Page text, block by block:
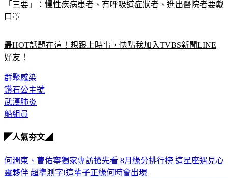
「三要」：慢性疾病患者、有呼吸道症狀者、進出醫院者要戴
口罩
最HOT話題在這！想跟上時事，快點我加入TVBS新聞LINE
好友！
群聚感染
鑽石公主號
武漢肺炎
船組員
◤人氣夯文◢
何潤東、曹佑寧獨家專訪搶先看 8月緣分排行榜 這星座遇見心
靈夥伴 超準測字!這輩子正緣何時會出現